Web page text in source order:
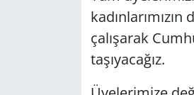
çalışarak
taşıyacağız.